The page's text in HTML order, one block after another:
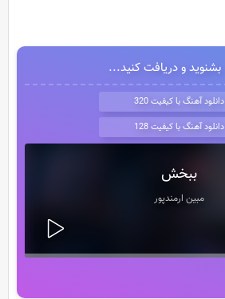
بشنوید و دریافت کنید...
دانلود آهنگ با کیفیت 320
دانلود آهنگ با کیفیت 128
ببخش
مبین ارمندپور